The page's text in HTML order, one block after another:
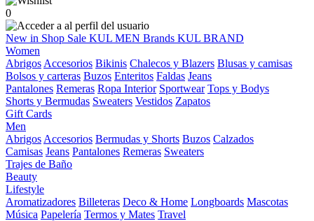
0
New in Shop Sale KUL MEN Brands KUL BRAND
Women
Abrigos Accesorios Bikinis Chalecos y Blazers Blusas y camisas
Bolsos y carteras Buzos Enteritos Faldas Jeans
Pantalones Remeras Ropa Interior Sportwear Tops y Bodys
Shorts y Bermudas Sweaters Vestidos Zapatos
Gift Cards
Men
Abrigos Accesorios Bermudas y Shorts Buzos Calzados
Camisas Jeans Pantalones Remeras Sweaters
Trajes de Baño
Beauty
Lifestyle
Aromatizadores Billeteras Deco & Home Longboards Mascotas
Música Papelería Termos y Mates Travel